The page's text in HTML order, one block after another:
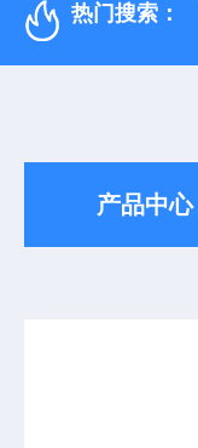
热门搜索：
产品中心